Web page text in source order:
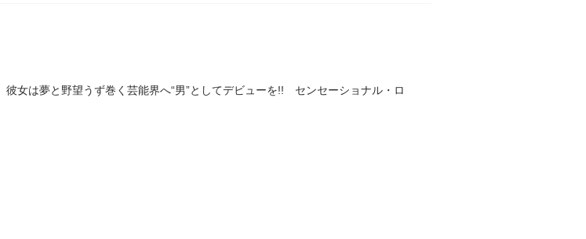
彼女は夢と野望うず巻く芸能界へ“男”としてデビューを!! センセーショナル・ロ